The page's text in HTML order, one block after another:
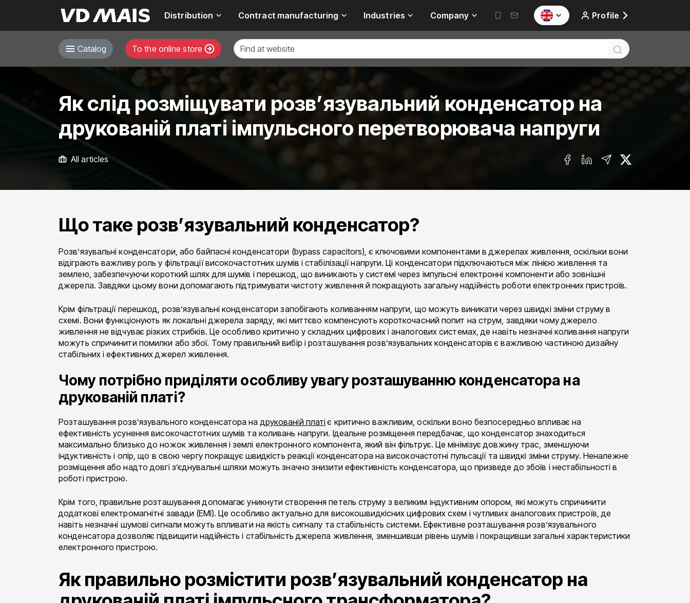
Distribution Contract manufacturing Industries Company Profile
Catalog To the online store
Як слід розміщувати розв’язувальний конденсатор на
друкованій платі імпульсного перетворювача напруги
All articles
Що таке розв’язувальний конденсатор?
Розв’язувальні конденсатори, або байпасні конденсатори (bypass capacitors), є ключовими компонентами в джерелах живлення, оскільки вони
відіграють важливу роль у фільтрації високочастотних шумів і стабілізації напруги. Ці конденсатори підключаються між лінією живлення та
землею, забезпечуючи короткий шлях для шумів і перешкод, що виникають у системі через імпульсні електронні компоненти або зовнішні
джерела. Завдяки цьому вони допомагають підтримувати чистоту живлення й покращують загальну надійність роботи електронних пристроїв.
Крім фільтрації перешкод, розв’язувальні конденсатори запобігають коливанням напруги, що можуть виникати через швидкі зміни струму в
схемі. Вони функціонують як локальні джерела заряду, які миттєво компенсують короткочасний попит на струм, завдяки чому джерело
живлення не відчуває різких стрибків. Це особливо критично у складних цифрових і аналогових системах, де навіть незначні коливання напруги
можуть спричинити помилки або збої. Тому правильний вибір і розташування розв’язувальних конденсаторів є важливою частиною дизайну
стабільних і ефективних джерел живлення.
Чому потрібно приділяти особливу увагу розташуванню конденсатора на
друкованій платі?
Розташування розв’язувального конденсатора надрукованій платі є критично важливим, оскільки воно безпосередньо впливає на
ефективність усунення високочастотних шумів та коливань напруги. Ідеальне розміщення передбачає, що конденсатор знаходиться
максимально близько до ножок живлення і землі електронного компонента, який він фільтрує. Це мінімізує довжину трас, зменшуючи
індуктивність і опір, що в свою чергу покращує швидкість реакції конденсатора на високочастотні пульсації та швидкі зміни струму. Неналежне
розміщення або надто довгі з’єднувальні шляхи можуть значно знизити ефективність конденсатора, що призведе до збоїв і нестабільності в
роботі пристрою.
Крім того, правильне розташування допомагає уникнути створення петель струму з великим індуктивним опором, які можуть спричинити
додаткові електромагнітні завади (EMI). Це особливо актуально для високошвидкісних цифрових схем і чутливих аналогових пристроїв, де
навіть незначні шумові сигнали можуть впливати на якість сигналу та стабільність системи. Ефективне розташування розв’язувального
конденсатора дозволяє підвищити надійність і стабільність джерела живлення, зменшивши рівень шумів і покращивши загальні характеристики
електронного пристрою.
Як правильно розмістити розв’язувальний конденсатор на